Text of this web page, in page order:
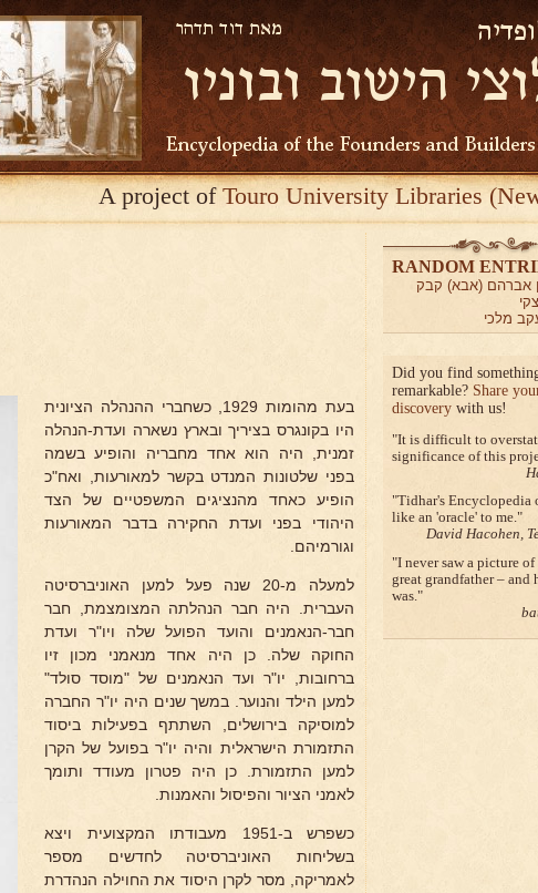
A project ofTouro University Libraries
בעת מהומות 1929, כשחברי ההנהלה הציונית
היו בקונגרס בציריך ובארץ נשארה ועדת-הנהלה
זמנית, היה הוא אחד מחבריה והופיע בשמה
בפני שלטונות המנדט בקשר למאורעות, ואח"כ
הופיע כאחד מהנציגים המשפטיים של הצד
היהודי בפני ועדת החקירה בדבר המאורעות
וגורמיהם.
למעלה מ-20 שנה פעל למען האוניברסיטה
העברית. היה חבר הנהלתה המצומצמת, חבר
חבר-הנאמנים והועד הפועל שלה ויו"ר ועדת
החוקה שלה. כן היה אחד מנאמני מכון זיו
ברחובות, יו"ר ועד הנאמנים של "מוסד סולד"
למען הילד והנוער. במשך שנים היה יו"ר החברה
למוסיקה בירושלים, השתתף בפעילות ביסוד
התזמורת הישראלית והיה יו"ר בפועל של הקרן
למען התזמורת. כן היה פטרון מעודד ותומך
לאמני הציור והפיסול והאמנות.
כשפרש ב-1951 מעבודתו המקצועית ויצא
בשליחות האוניברסיטה לחדשים מספר
לאמריקה, מסר לקרן היסוד את החוילה הנהדרת
RANDOM
אברהם (אבא) קבק
מלכי
Did you find
remarkable? Share
discovery with us!
It is difficult to
significance of this
Tidhar's Encyclopedia
like an 'oracle' to me.
David Hacohen,
I never saw a picture
great grandfather – and
was.